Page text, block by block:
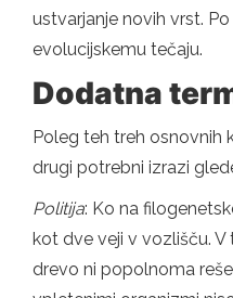
ustvarjanje novih vrst.
evolucijskemu tečaju.
Dodatna
Poleg teh treh osnovnih
drugi potrebni izrazi
Politija: Ko na
kot dve veji v vozlišču.
drevo ni popolnoma